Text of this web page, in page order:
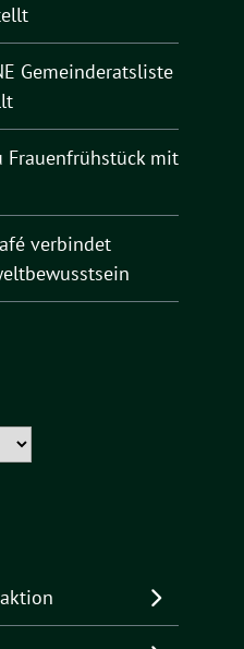
Gemeinderatsliste
Frauenfrühstück mit
verbindet